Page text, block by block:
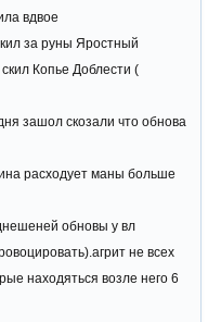
вдвое
за руны Яростный
Копье Доблести (
зашол скозали что обнова
расходует маны больше
обновы у вл
не всех
находяться возле него 6